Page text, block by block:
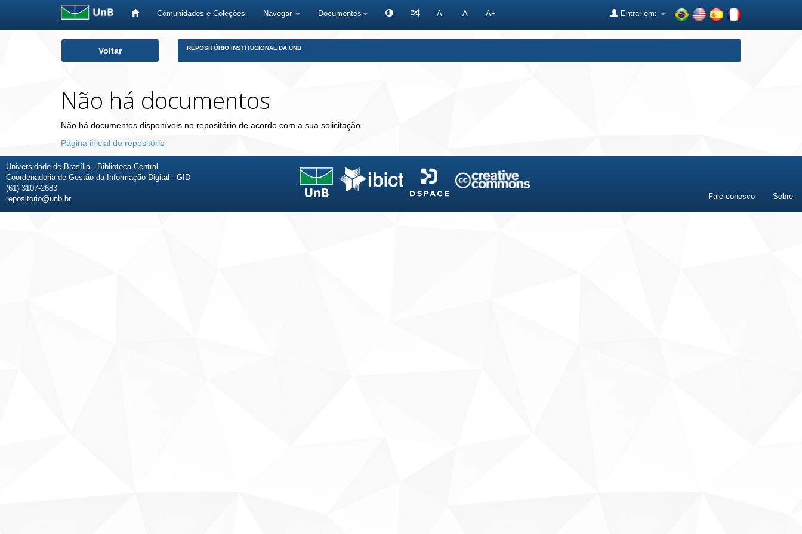
Comunidades e Coleções Navegar Documentos A- A A+ Entrar em:
Voltar REPOSITÓRIO INSTITUCIONAL DA UNB
Não há documentos
Não há documentos disponíveis no repositório de acordo com a sua solicitação.
Página inicial do repositório
Universidade de Brasília - Biblioteca Central
Coordenadoria de Gestão da Informação Digital - GID
(61) 3107-2683
repositorio@unb.br
Fale conosco Sobre